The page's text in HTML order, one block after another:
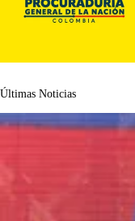
Últimas Noticias